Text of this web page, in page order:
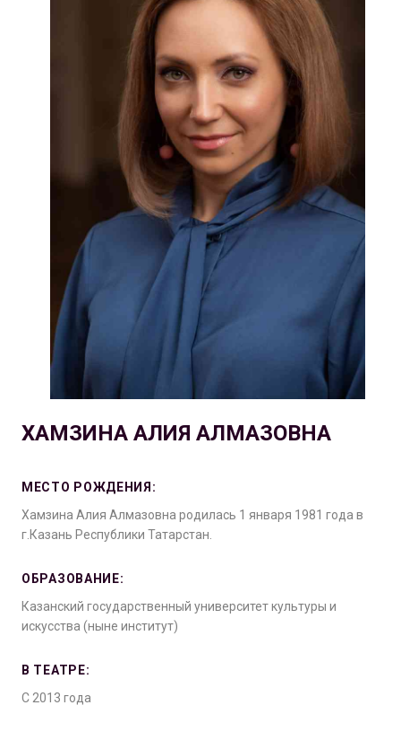
ХАМЗИНА АЛИЯ АЛМАЗОВНА
МЕСТО РОЖДЕНИЯ:
Хамзина Алия Алмазовна родилась 1 января 1981 года в
г.Казань Республики Татарстан.
ОБРАЗОВАНИЕ:
Казанский государственный университет культуры и
искусства (ныне институт)
В ТЕАТРЕ:
С 2013 года